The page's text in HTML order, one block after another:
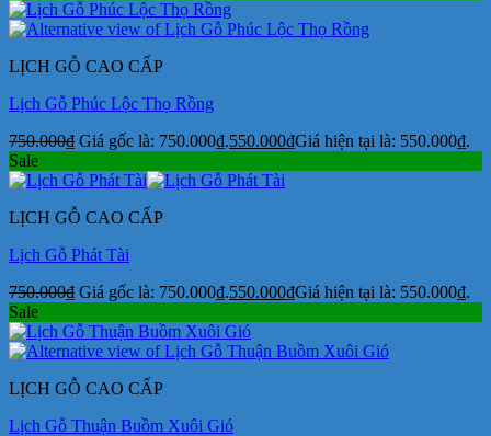
LỊCH GỖ CAO CẤP
Lịch Gỗ Phúc Lộc Thọ Rồng
750.000₫ Giá gốc là: 750.000₫.550.000₫Giá hiện tại là: 550.000₫.
Sale
LỊCH GỖ CAO CẤP
Lịch Gỗ Phát Tài
750.000₫ Giá gốc là: 750.000₫.550.000₫Giá hiện tại là: 550.000₫.
Sale
LỊCH GỖ CAO CẤP
Lịch Gỗ Thuận Buồm Xuôi Gió